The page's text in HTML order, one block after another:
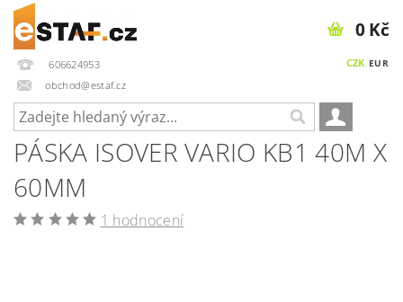
606624953
obchod@estaf.cz
CZK EUR
0 Kč
PÁSKA ISOVER VARIO KB1 40M X
60MM
1 hodnocení